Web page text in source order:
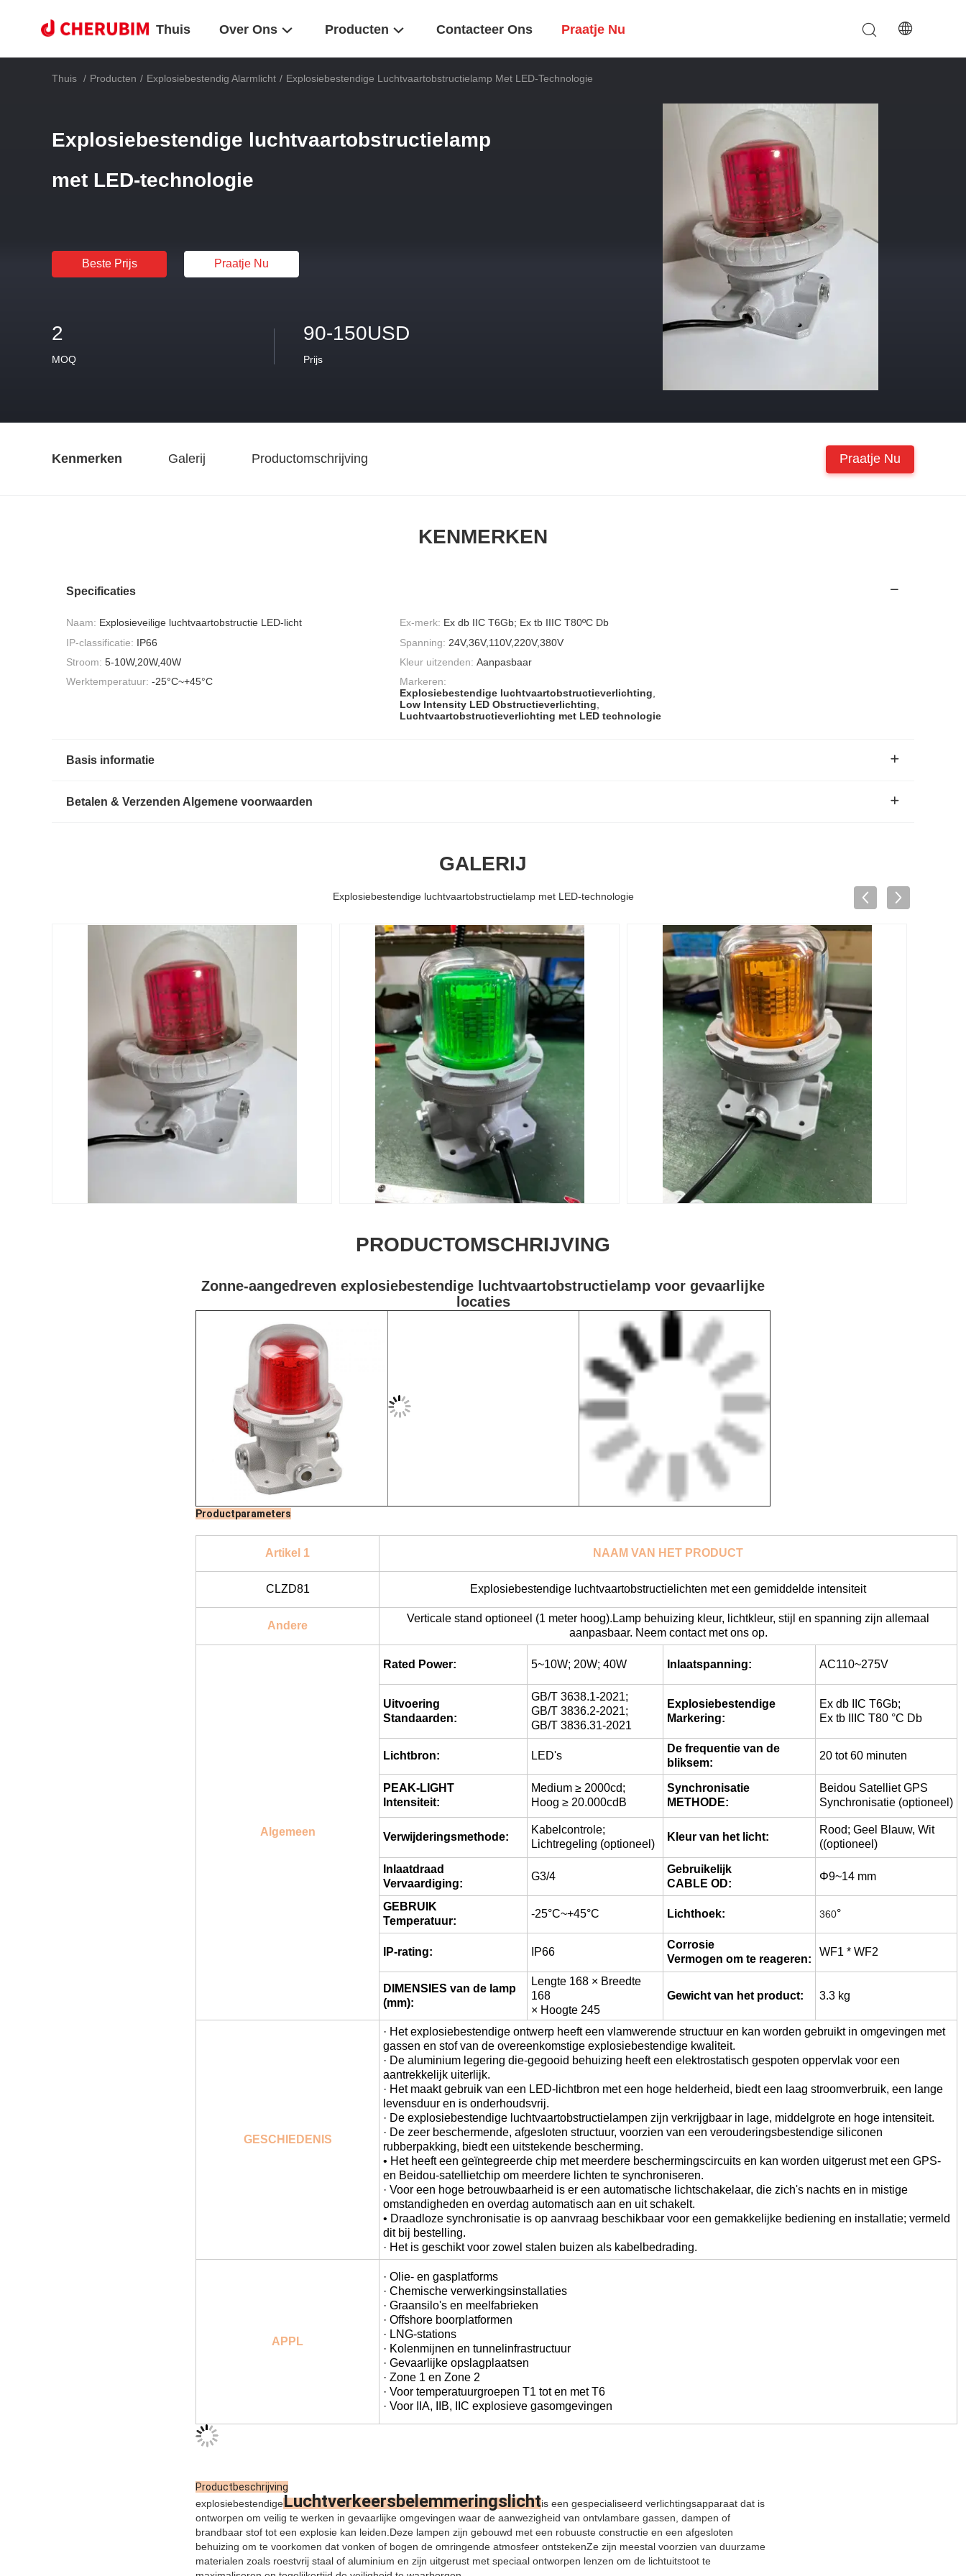
Thuis Over Ons Producten Contacteer Ons Praatje Nu
Thuis / Producten / Explosiebestendig Alarmlicht / Explosiebestendige Luchtvaartobstructielamp Met LED-Technologie
Explosiebestendige luchtvaartobstructielamp
met LED-technologie
Beste Prijs Praatje Nu
2
MOQ
90-150USD
Prijs
Kenmerken Galerij Productomschrijving Praatje Nu
KENMERKEN
Specificaties
Naam: Explosieveilige luchtvaartobstructie LED-licht Ex-merk: Ex db IIC T6Gb; Ex tb IIIC T80ºC Db
IP-classificatie: IP66 Spanning: 24V,36V,110V,220V,380V
Stroom: 5-10W,20W,40W Kleur uitzenden: Aanpasbaar
Werktemperatuur: -25°C~+45°C
Markeren:
Explosiebestendige luchtvaartobstructieverlichting
Low Intensity LED Obstructieverlichting
Luchtvaartobstructieverlichting met LED technologie
Basis informatie
Betalen & Verzenden Algemene voorwaarden
GALERIJ
Explosiebestendige luchtvaartobstructielamp met LED-technologie
PRODUCTOMSCHRIJVING
Zonne-aangedreven explosiebestendige luchtvaartobstructielamp voor gevaarlijke
locaties
Productparameters
Artikel 1 NAAM VAN HET PRODUCT
CLZD81 Explosiebestendige luchtvaartobstructielichten met een gemiddelde intensiteit
Andere
Verticale stand optioneel (1 meter hoog).Lamp behuizing kleur, lichtkleur, stijl en spanning zijn allemaal
aanpasbaar. Neem contact met ons op.
Algemeen
Rated Power: 5~10W; 20W; 40W Inlaatspanning: AC110~275V
Uitvoering
Standaarden:
GB/T 3638.1-2021;
GB/T 3836.2-2021;
GB/T 3836.31-2021
Explosiebestendige
Markering:
Ex db IIC T6Gb;
Ex tb IIIC T80 °C Db
Lichtbron: LED's
De frequentie van de
bliksem:
20 tot 60 minuten
PEAK-LIGHT
Intensiteit:
Medium ≥ 2000cd;
Hoog ≥ 20.000cdB
Synchronisatie
METHODE:
Beidou Satelliet GPS
Synchronisatie (optioneel)
Verwijderingsmethode:
Kabelcontrole;
Lichtregeling (optioneel)
Kleur van het licht:
Rood; Geel Blauw, Wit
((optioneel)
Inlaatdraad
Vervaardiging:
G3/4
Gebruikelijk
CABLE OD:
Φ9~14 mm
GEBRUIK
Temperatuur:
-25°C~+45°C Lichthoek: 360°
IP-rating: IP66
Corrosie
Vermogen om te reageren:
WF1 * WF2
DIMENSIES van de lamp
(mm):
Lengte 168 × Breedte
168
× Hoogte 245
Gewicht van het product: 3.3 kg
GESCHIEDENIS
· Het explosiebestendige ontwerp heeft een vlamwerende structuur en kan worden gebruikt in omgevingen met
gassen en stof van de overeenkomstige explosiebestendige kwaliteit.
· De aluminium legering die-gegooid behuizing heeft een elektrostatisch gespoten oppervlak voor een
aantrekkelijk uiterlijk.
· Het maakt gebruik van een LED-lichtbron met een hoge helderheid, biedt een laag stroomverbruik, een lange
levensduur en is onderhoudsvrij.
· De explosiebestendige luchtvaartobstructielampen zijn verkrijgbaar in lage, middelgrote en hoge intensiteit.
· De zeer beschermende, afgesloten structuur, voorzien van een verouderingsbestendige siliconen
rubberpakking, biedt een uitstekende bescherming.
• Het heeft een geïntegreerde chip met meerdere beschermingscircuits en kan worden uitgerust met een GPS-
en Beidou-satellietchip om meerdere lichten te synchroniseren.
· Voor een hoge betrouwbaarheid is er een automatische lichtschakelaar, die zich's nachts en in mistige
omstandigheden en overdag automatisch aan en uit schakelt.
• Draadloze synchronisatie is op aanvraag beschikbaar voor een gemakkelijke bediening en installatie; vermeld
dit bij bestelling.
· Het is geschikt voor zowel stalen buizen als kabelbedrading.
APPL
· Olie- en gasplatforms
· Chemische verwerkingsinstallaties
· Graansilo's en meelfabrieken
· Offshore boorplatformen
· LNG-stations
· Kolenmijnen en tunnelinfrastructuur
· Gevaarlijke opslagplaatsen
· Zone 1 en Zone 2
· Voor temperatuurgroepen T1 tot en met T6
· Voor IIA, IIB, IIC explosieve gasomgevingen
Productbeschrijving
explosiebestendigeLuchtverkeersbelemmeringslichtis een gespecialiseerd verlichtingsapparaat dat is
ontworpen om veilig te werken in gevaarlijke omgevingen waar de aanwezigheid van ontvlambare gassen, dampen of
brandbaar stof tot een explosie kan leiden.Deze lampen zijn gebouwd met een robuuste constructie en een afgesloten
behuizing om te voorkomen dat vonken of bogen de omringende atmosfeer ontstekenZe zijn meestal voorzien van duurzame
materialen zoals roestvrij staal of aluminium en zijn uitgerust met speciaal ontworpen lenzen om de lichtuitstoot te